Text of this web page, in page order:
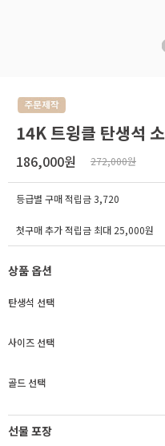
14K 트윙클 탄생석
186,000원 272,000원
등급별 구매 적립금3,720
첫구매 추가 적립금 최대 25,000원
상품 옵션
탄생석 선택
사이즈 선택
골드 선택
선물 포장